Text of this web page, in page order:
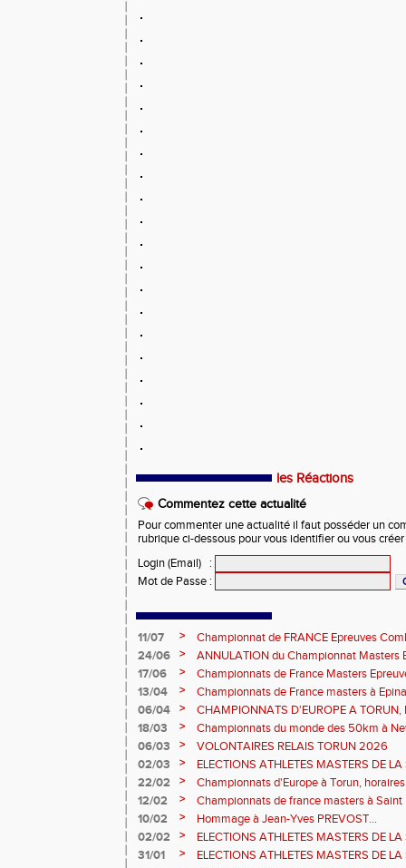
les Réactions
Commentez cette actualité
Pour commenter une actualité il faut posséder un
rubrique ci-dessous pour vous identifier ou vous
Login (Email)
:
Mot de Passe :
11/07 >
Championnat de FRANCE Epreuves
et Marche CHATEAUROUX
24/06 >
ANNULATION du Championnat Masters
Châteauroux les 27-28 juin
17/06 >
Championnats de France Masters
fond long
13/04 >
Championnats de France masters à
prévisionnels, montée de barres et
06/04 >
CHAMPIONNATS D'EUROPE A
18/03
>
Championnats du monde des 50km à
Sébastien DOUMENC.
06/03 >
VOLONTAIRES RELAIS TORUN 2026
02/03
>
ELECTIONS ATHLETES MASTERS DE
2ème vote : athlètes hommes.
22/02 >
Championnats d'Europe à Torun,
informations...
12/02 >
Championnats de france masters à Saint
février 2026.
10/02 >
Hommage à Jean-Yves PREVOST...
02/02
>
ELECTIONS ATHLETES MASTERS DE
vote : athlètes femmes.
31/01 >
ELECTIONS ATHLETES MASTERS DE